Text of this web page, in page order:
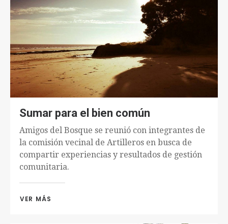
Sumar para el bien común
Amigos del Bosque se reunió con integrantes de
la comisión vecinal de Artilleros en busca de
compartir experiencias y resultados de gestión
comunitaria.
VER MÁS